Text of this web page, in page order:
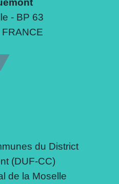
- BP 63
du District
(DUF-CC)
de la Moselle